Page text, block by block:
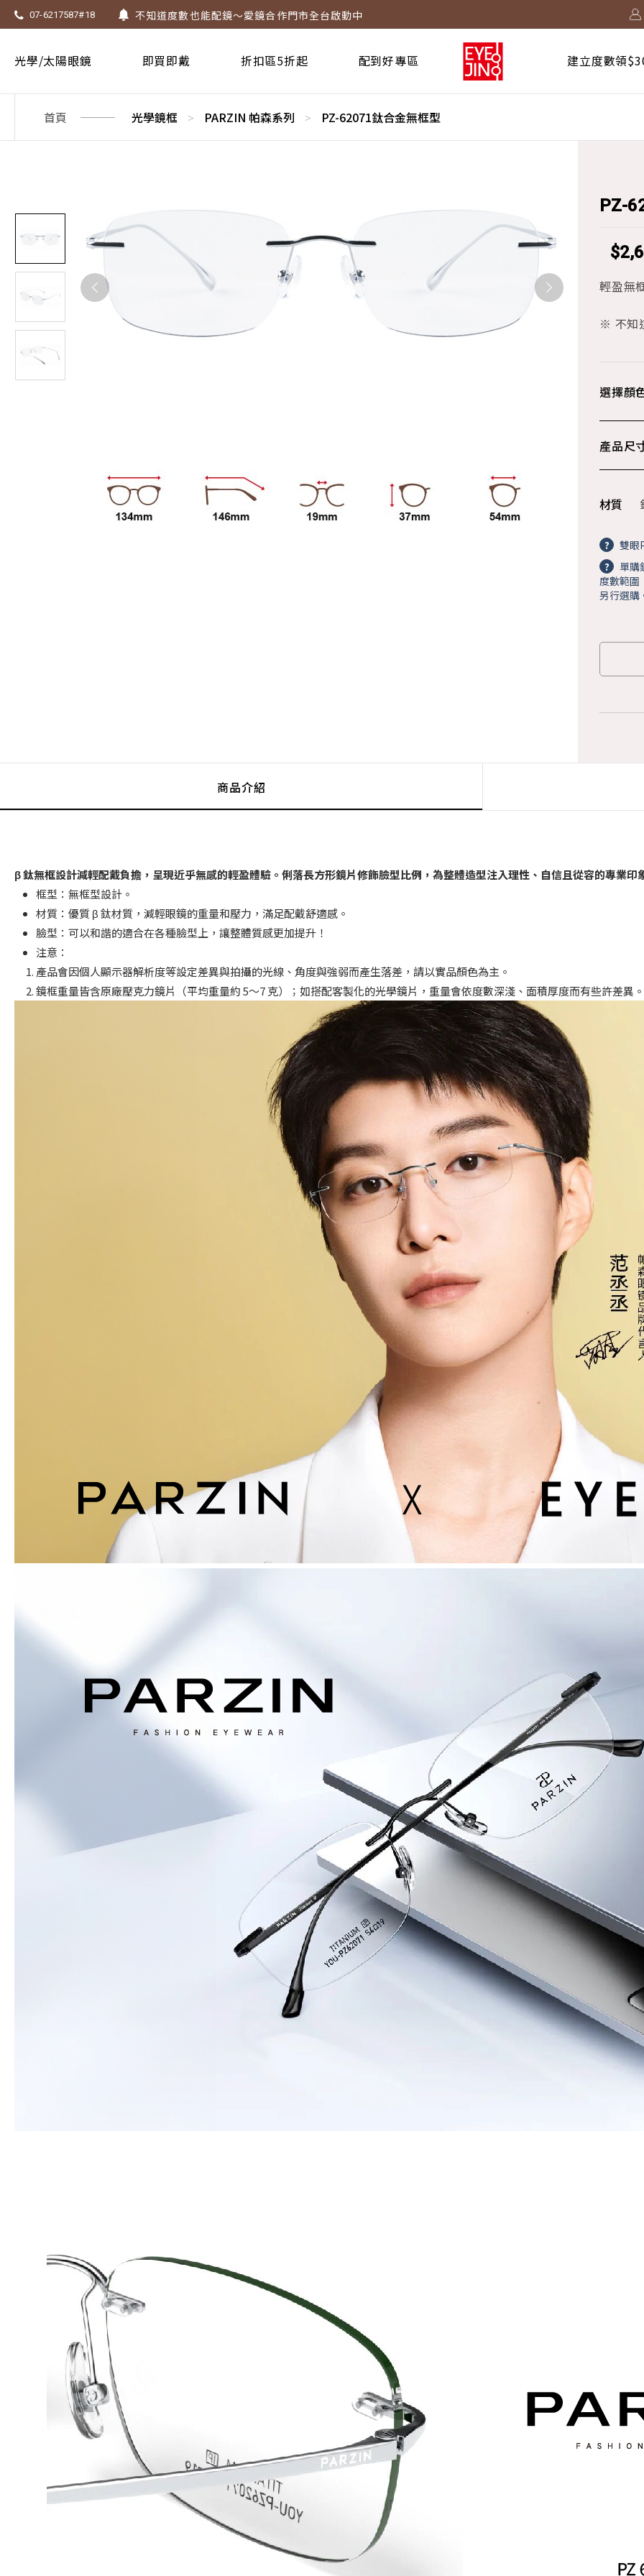
07-6217587#18
墨鏡祭 ~ 全館太陽眼鏡第二副5折!! 有度數太陽鏡片只要$999/副
Super Sale！精選鏡框 6 折起！
上傳處方，建立度數即贈 $300 優惠券！
光學/太陽眼鏡 即買即戴 折扣區5折起 配到好專區 建立度數領
首頁 光學鏡框 > PARZIN 帕森系列 > PZ-62071鈦合金無框型
PZ-
輕盈無
※ 不知
選擇顏
產品尺
材質
?
雙眼
?
單購
度數範圍
另行選購
商品介紹
β 鈦無框設計減輕配戴負擔，呈現近乎無感的輕盈體驗。俐落長方形鏡片修飾臉型比例，為整體造型注入理性、自信且從容的專業印
框型：無框型設計。
材質：優質 β 鈦材質，減輕眼鏡的重量和壓力，滿足配戴舒適感。
臉型：可以和諧的適合在各種臉型上，讓整體質感更加提升！
注意：
產品會因個人顯示器解析度等設定差異與拍攝的光線、角度與強弱而產生落差，請以實品顏色為主。
鏡框重量皆含原廠壓克力鏡片（平均重量約 5～7 克）；如搭配客製化的光學鏡片，重量會依度數深淺、面積厚度而有些許差異。